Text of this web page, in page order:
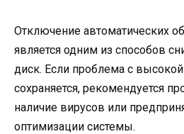
Отключение автоматических
является одним из способов
диск. Если проблема с высокой
сохраняется, рекомендуется
наличие вирусов или
оптимизации системы.